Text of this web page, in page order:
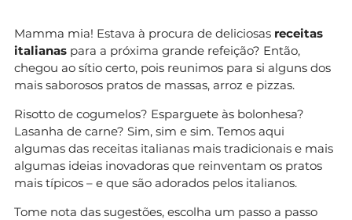
Mamma mia! Estava à procura de deliciosas receitas
italianas para a próxima grande refeição? Então,
chegou ao sítio certo, pois reunimos para si alguns dos
mais saborosos pratos de massas, arroz e pizzas.
Risotto de cogumelos? Esparguete às bolonhesa?
Lasanha de carne? Sim, sim e sim. Temos aqui
algumas das receitas italianas mais tradicionais e mais
algumas ideias inovadoras que reinventam os pratos
mais típicos – e que são adorados pelos italianos.
Tome nota das sugestões, escolha um passo a passo